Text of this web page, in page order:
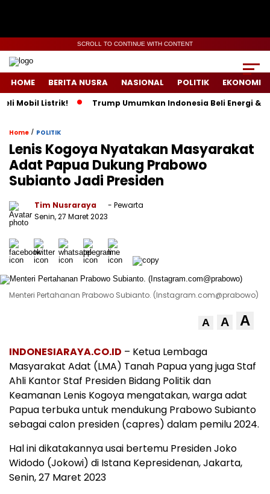
SCROLL TO CONTINUE WITH CONTENT
HOME BERITA NUSRA NASIONAL POLITIK EKONOMI
Listrik! Trump Umumkan Indonesia Beli Energi & 50
Home / POLITIK
Lenis Kogoya Nyatakan Masyarakat
Adat Papua Dukung Prabowo
Subianto Jadi Presiden
Tim Nusraraya
- Pewarta
Senin, 27 Maret 2023
Menteri Pertahanan Prabowo Subianto. (Instagram.com@prabowo)
A A A
INDONESIARAYA.CO.ID – Ketua Lembaga
Masyarakat Adat (LMA) Tanah Papua yang juga Staf
Ahli Kantor Staf Presiden Bidang Politik dan
Keamanan Lenis Kogoya mengatakan, warga adat
Papua terbuka untuk mendukung Prabowo Subianto
sebagai calon presiden (capres) dalam pemilu 2024.
Hal ini dikatakannya usai bertemu Presiden Joko
Widodo (Jokowi) di Istana Kepresidenan, Jakarta,
Senin, 27 Maret 2023